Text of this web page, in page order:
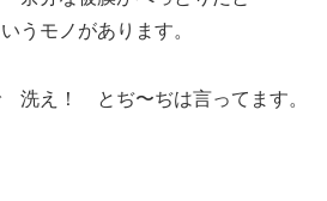
うモノがあります。
え！ とぢ〜ぢは言ってます。